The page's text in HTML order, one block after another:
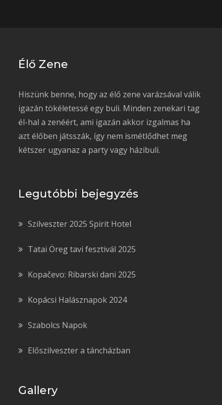
Élő Zene
Hiszünk benne, hogy az élő zene varázsával válik
igazán tökéletessé egy buli. Minden zenekari tag
él-hal a zenéért, ami igazán akkor izgalmas ha
azt élőben játsszák, így nem ismétlődhet meg
kétszer ugyanaz a party vagy házibuli.
Legutóbbi bejegyzés
Szilveszter 2025 Spirit Hotel
Tatai Öreg tavi fesztivál 2025
Kopačevo: Ribarski dani 2025
Kopácsi Halásznapok 2024
Szabolcs Napok
Előszilveszter a táncházban
Gallery